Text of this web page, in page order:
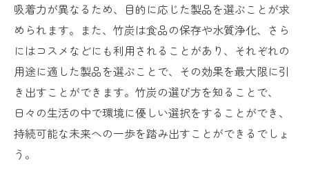
吸着力が異なるため、目的に応じた製品を選ぶことが求
められます。また、竹炭は食品の保存や水質浄化、さら
にはコスメなどにも利用されることがあり、それぞれの
用途に適した製品を選ぶことで、その効果を最大限に引
き出すことができます。竹炭の選び方を知ることで、
日々の生活の中で環境に優しい選択をすることができ、
持続可能な未来への一歩を踏み出すことができるでしょ
う。